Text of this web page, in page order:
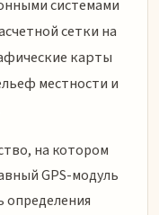
системами
сетки на
карты
местности и
на котором
GPS-модуль